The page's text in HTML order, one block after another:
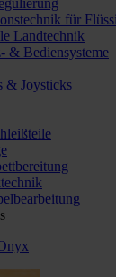
für
Landtechnik
& Bediensysteme
& Joysticks